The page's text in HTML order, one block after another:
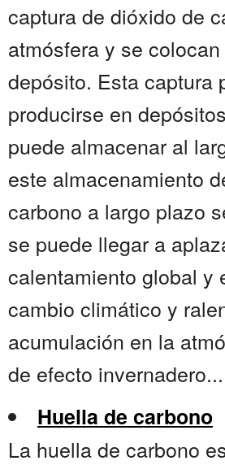
captura de dióxido de
atmósfera y se
depósito. Esta captura
producirse en
puede almacenar al
este almacenamiento
carbono a largo plazo
se puede llegar a
calentamiento global y
cambio climático y
acumulación en la
de efecto
Huella de carbono
La huella de carbono